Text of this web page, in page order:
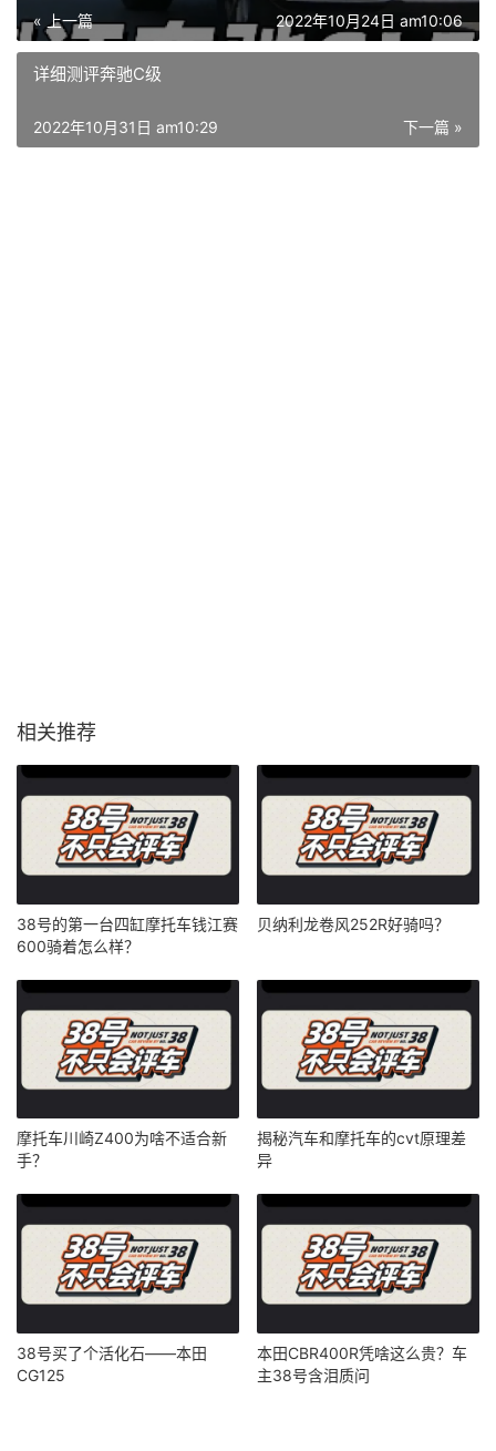
« 上一篇 2022年10月24日 am10:06
详细测评奔驰C级
下一篇 »
2022年10月31日 am10:29
相关推荐
38号的第一台四缸摩托车钱江赛
600骑着怎么样？
贝纳利龙卷风252R好骑吗？
摩托车川崎Z400为啥不适合新
手？
揭秘汽车和摩托车的cvt原理差
异
38号买了个活化石——本田
CG125
本田CBR400R凭啥这么贵？车
主38号含泪质问